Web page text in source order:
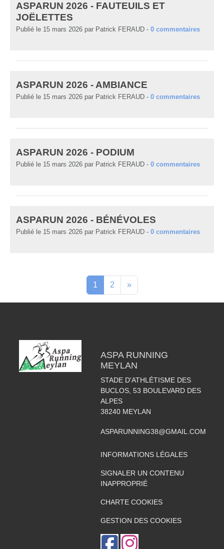
ASPARUN 2026 - FAUTEUILS ET
JOËLETTES
Publié le 15 mars 2026 par Patrick FERAUD - 0 commentaires
ASPARUN 2026 - AMBIANCE
Publié le 15 mars 2026 par Patrick FERAUD - 0 commentaires
ASPARUN 2026 - PODIUM
Publié le 15 mars 2026 par Patrick FERAUD - 0 commentaires
ASPARUN 2026 - BÉNÉVOLES
Publié le 15 mars 2026 par Patrick FERAUD - 0 commentaires
1 2 »
ASPA RUNNING
MEYLAN
STADE D'ATHLÉTISME DES
BUCLOS, 53 BOULEVARD DES
ALPES
38240 MEYLAN
ASPARUNNING38@GMAIL.COM
INFORMATIONS LÉGALES
SIGNALER UN CONTENU
INAPPROPRIÉ
CHARTE COOKIES
GESTION DES COOKIES